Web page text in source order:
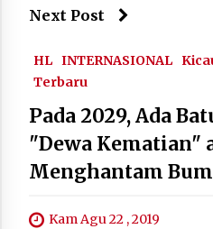
Next Post
HL INTERNASIONAL
Terbaru
Pada 2029, Ada
"Dewa Kematian"
Menghantam
Kam Agu 22 , 2019